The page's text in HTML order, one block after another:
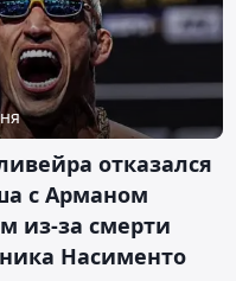
отказался
с Арманом
из-за смерти
Насименто